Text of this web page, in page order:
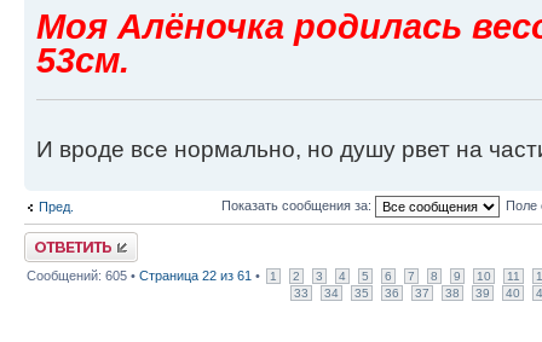
Моя Алёночка родилась
53см.
И вроде все нормально, но душу рвет на
Пред. Показать сообщения за: Поле
Ответить
Сообщений: 605 • Страница 22 из 61 • 1 2 3 4 5 6 7 8 9 10 11
33
34 35 36 37 38 39 40